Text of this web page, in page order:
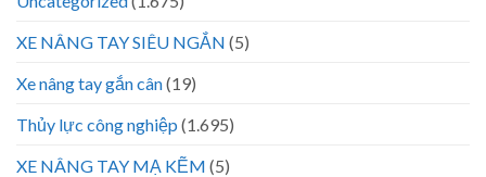
XE NÂNG TAY SIÊU NGẮN (5)
Xe nâng tay gắn cân(19)
Thủy lực công nghiệp (1.695)
XE NÂNG TAY MẠ KẼM (5)